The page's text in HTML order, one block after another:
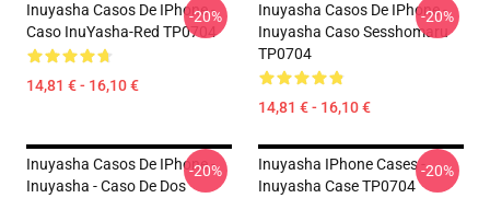
Inuyasha Casos De IPhone -
Caso InuYasha-Red TP0704
14,81 € - 16,10 €
-20%
Inuyasha Casos De IPhone -
Inuyasha Caso Sesshomaru
TP0704
14,81 € - 16,10 €
-20%
Inuyasha Casos De IPhone -
Inuyasha - Caso De Dos
-20%
Inuyasha IPhone Cases -
Inuyasha Case TP0704
-20%